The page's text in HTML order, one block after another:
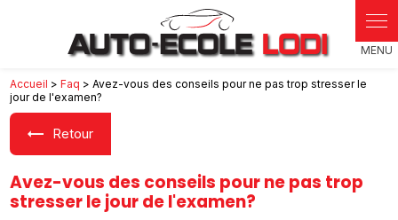
Accueil >Faq > Avez-vous des conseils pour ne pas trop stresser le
jour de l'examen?
Retour
Avez-vous des conseils pour ne pas trop
stresser le jour de l'examen?